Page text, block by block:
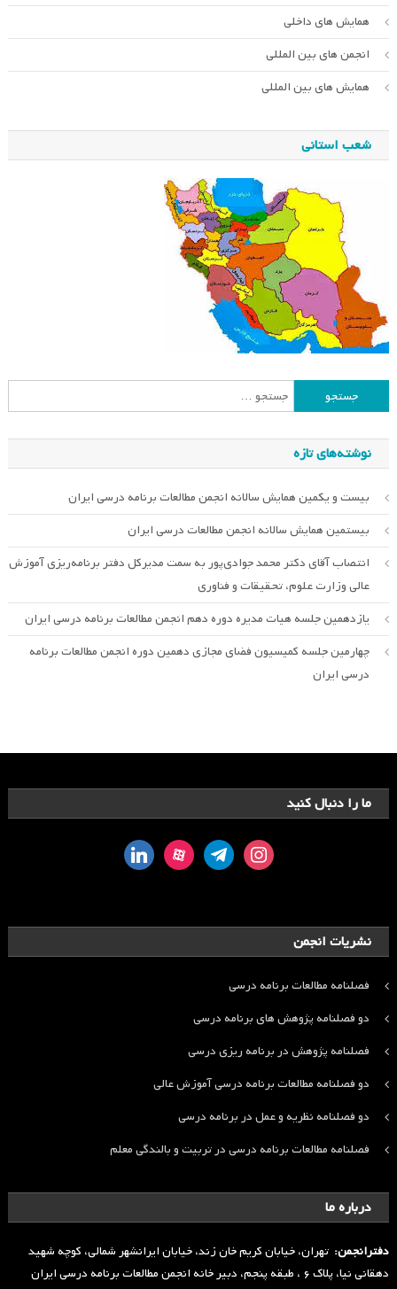
همایش های داخلی
انجمن های بین المللی
همایش های بین المللی
شعب استانی
جستجو
برای:
نوشته‌های تازه
بیست و یکمین همایش سالانه انجمن مطالعات برنامه درسی ایران
بیستمین همایش سالانه انجمن مطالعات درسی ایران
انتصاب آقای دکتر محمد جوادی‌پور به سمت مدیرکل دفتر برنامه‌ریزی آموزش
عالی وزارت علوم، تحقیقات و فناوری
یازدهمین جلسه هیات مدیره دوره دهم انجمن مطالعات برنامه درسی ایران
چهارمین جلسه کمیسیون فضای مجازی دهمین دوره انجمن مطالعات برنامه
درسی ایران
ما را دنبال کنید
instagram
telegram
aparat
linkedin
نشریات انجمن
فصلنامه مطالعات برنامه درسی
دو فصلنامه پژوهش های برنامه درسی
فصلنامه پژوهش در برنامه ریزی درسی
دو فصلنامه مطالعات برنامه درسی آموزش عالی
دو فصلنامه نظریه و عمل در برنامه درسی
فصلنامه مطالعات برنامه درسی در تربیت و بالندگی معلم
درباره ما
دفترانجمن: تهران، خیابان کریم خان زند، خیابان ایرانشهر شمالی، کوچه شهید
دهقانی نیا، پلاک ۶ ، طبقه پنجم، دبیر خانه انجمن مطالعات برنامه درسی ایران